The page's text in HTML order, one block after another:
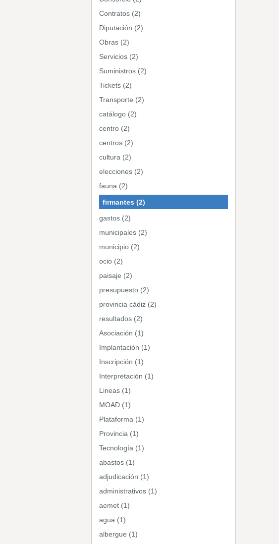
Contratos (2)
Diputación (2)
Obras (2)
Servicios (2)
Suministros (2)
Tickets (2)
Transporte (2)
catálogo (2)
centro (2)
centros (2)
cultura (2)
elecciones (2)
fauna (2)
firmantes (2)
gastos (2)
municipales (2)
municipio (2)
ocio (2)
paisaje (2)
presupuesto (2)
provincia cádiz (2)
resultados (2)
Asociación (1)
Implantación (1)
Inscripción (1)
Interpretación (1)
Lineas (1)
MOAD (1)
Plataforma (1)
Provincia (1)
Tecnología (1)
abastos (1)
adjudicación (1)
administrativos (1)
aemet (1)
agua (1)
albergue (1)